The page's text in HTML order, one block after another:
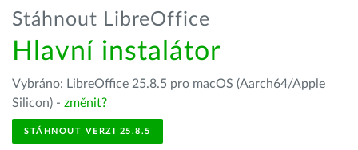
Stáhnout LibreOffice
Hlavní instalátor
Vybráno: LibreOffice 25.8.5 pro macOS (Aarch64/Apple
Silicon) - změnit?
STÁHNOUT VERZI 25.8.5